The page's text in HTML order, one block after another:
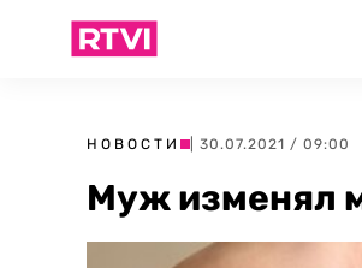
НОВОСТИ | 30.07.2021 / 09:00
Муж изменял